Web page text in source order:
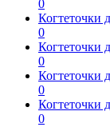
0
Когтеточки
0
Когтеточки
0
Когтеточки
0
Когтеточки
0